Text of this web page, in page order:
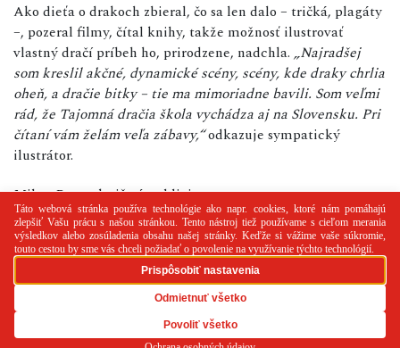
Ako dieťa o drakoch zbieral, čo sa len dalo – tričká, plagáty
–, pozeral filmy, čítal knihy, takže možnosť ilustrovať
vlastný dračí príbeh ho, prirodzene, nadchla. „Najradšej
som kreslil akčné, dynamické scény, scény, kde draky chrlia
oheň, a dračie bitky – tie ma mimoriadne bavili. Som veľmi
rád, že Tajomná dračia škola vychádza aj na Slovensku. Pri
čítaní vám želám veľa zábavy,“odkazuje sympatický
ilustrátor.
Milan Buno, knižný publicista
PR článok
používania cookies
RSS